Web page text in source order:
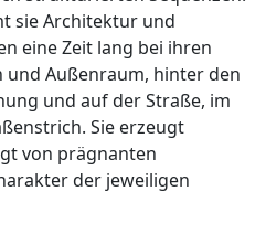
sie Architektur und
eine Zeit lang bei ihren
Außenraum, hinter den
und auf der Straße, im
Sie erzeugt
von prägnanten
der jeweiligen